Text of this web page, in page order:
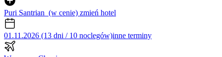
Puri Santrian (w cenie) zmień hotel
01.11.2026 (13 dni / 10 noclegów)inne terminy